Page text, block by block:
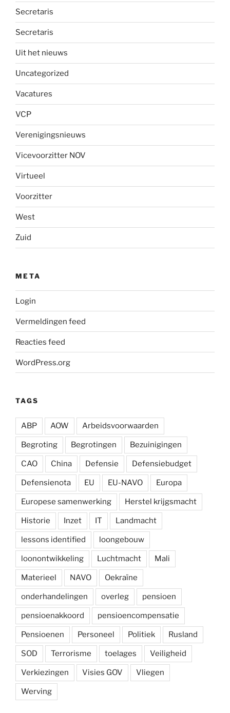
Secretaris
Secretaris
Uit het nieuws
Uncategorized
Vacatures
VCP
Verenigingsnieuws
Vicevoorzitter NOV
Virtueel
Voorzitter
West
Zuid
META
Login
Vermeldingen feed
Reacties feed
WordPress.org
TAGS
ABP AOW Arbeidsvoorwaarden
Begroting Begrotingen Bezuinigingen
CAO China Defensie Defensiebudget
Defensienota EU EU-NAVO Europa
Europese samenwerking Herstel krijgsmacht
Historie Inzet IT Landmacht
lessons identified loongebouw
loonontwikkeling Luchtmacht Mali
Materieel NAVO Oekraïne
onderhandelingen overleg pensioen
pensioenakkoord pensioencompensatie
Pensioenen Personeel Politiek Rusland
SOD Terrorisme toelages Veiligheid
Verkiezingen Visies GOV Vliegen
Werving